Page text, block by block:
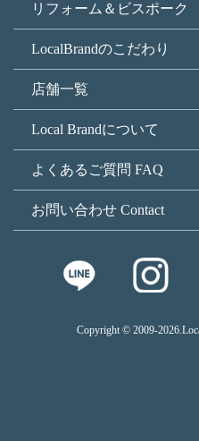
リフォーム＆ビスポーク
LocalBrandのこだわり
店舗一覧
Local Brandについて
よくあるご質問 FAQ
お問い合わせ Contact
Copyright © 2009-